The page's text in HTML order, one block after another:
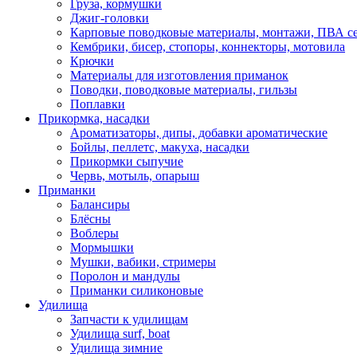
Груза, кормушки
Джиг-головки
Карповые поводковые материалы, монтажи, ПВА
Кембрики, бисер, стопоры, коннекторы, мотовила
Крючки
Материалы для изготовления приманок
Поводки, поводковые материалы, гильзы
Поплавки
Прикормка, насадки
Ароматизаторы, дипы, добавки ароматические
Бойлы, пеллетс, макуха, насадки
Прикормки сыпучие
Червь, мотыль, опарыш
Приманки
Балансиры
Блёсны
Воблеры
Мормышки
Мушки, вабики, стримеры
Поролон и мандулы
Приманки силиконовые
Удилища
Запчасти к удилищам
Удилища surf, boat
Удилища зимние